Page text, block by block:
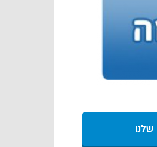
שלנו